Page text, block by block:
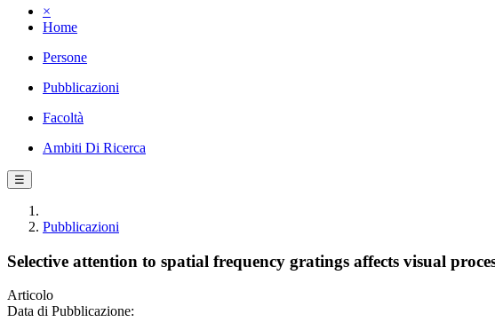
×
Home
Persone
Pubblicazioni
Facoltà
Ambiti Di Ricerca
☰
Pubblicazioni
Selective attention to spatial frequency gratings affects visual
Articolo
Data di Pubblicazione: